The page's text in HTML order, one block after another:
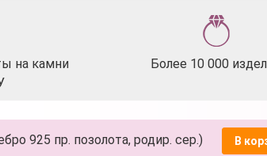
на камни
Более 10 000
925 пр. позолота, родир. сер.) В